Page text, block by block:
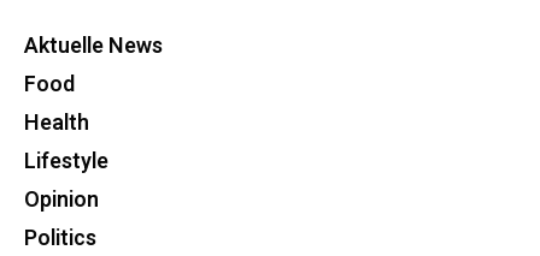
Aktuelle News
Food
Health
Lifestyle
Opinion
Politics